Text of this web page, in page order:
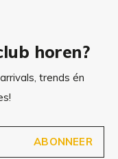
horen?
trends én
ABONNEER